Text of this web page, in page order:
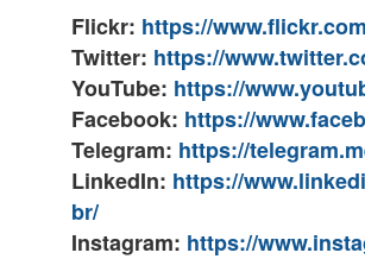
Flickr: https://
Twitter: https://
YouTube: https://
Facebook: https://
Telegram: https://
LinkedIn: https://
br/
Instagram: https://